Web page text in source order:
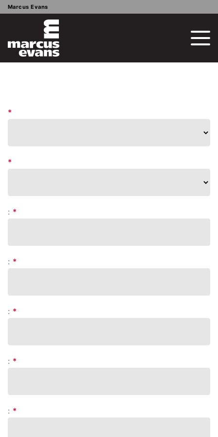
Marcus Evans
*
*
: *
: *
: *
: *
: *